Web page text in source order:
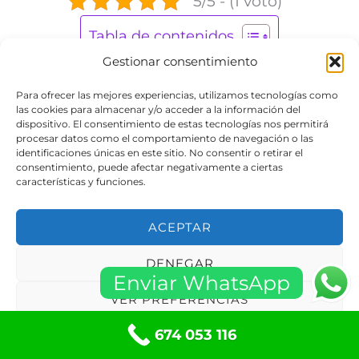
Gestionar consentimiento
Para ofrecer las mejores experiencias, utilizamos tecnologías como
las cookies para almacenar y/o acceder a la información del
dispositivo. El consentimiento de estas tecnologías nos permitirá
procesar datos como el comportamiento de navegación o las
identificaciones únicas en este sitio. No consentir o retirar el
consentimiento, puede afectar negativamente a ciertas
características y funciones.
ACEPTAR
DENEGAR
VER PREFERENCIAS
Política de cookiesPolíticas de privacidad
Tabla de contenidos
Hours Madrid Urgent
Cerrajeros Madrid
¿Cuáles son las
opciones más fiables
para el cambio…
Enviar WhatsApp
674 053 116